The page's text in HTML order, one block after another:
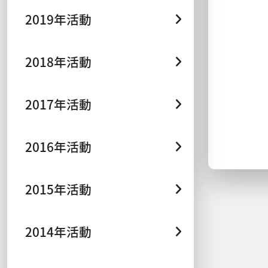
2019年活動
2018年活動
2017年活動
2016年活動
2015年活動
2014年活動